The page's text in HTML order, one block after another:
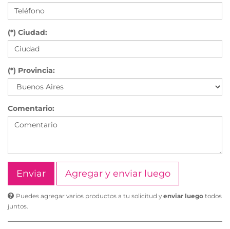
(*) Ciudad:
(*) Provincia:
Comentario:
Agregar y enviar luego
Puedes agregar varios productos a tu solicitud y enviar luego todos
juntos.